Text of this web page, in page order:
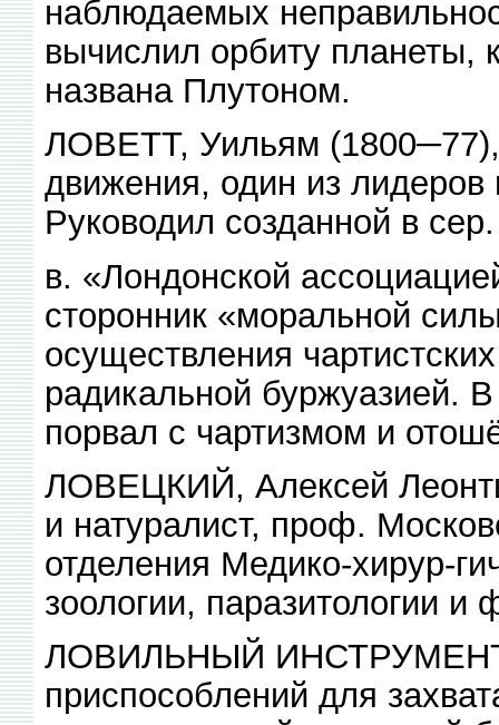
наблюдаемых
вычислил орбиту планеты,
названа Плутоном.
ЛОВЕТТ, Уильям (1800─77),
движения, один из лидеров
Руководил созданной в сер.
в. «Лондонской
сторонник «моральной
осуществления
радикальной буржуазией. В
порвал с чартизмом и
ЛОВЕЦКИЙ, Алексей
и натуралист, проф.
отделения Медико-хирур-
зоологии, паразитологии и
ЛОВИЛЬНЫЙ ИНСТРУМЕНТ,
приспособлений для